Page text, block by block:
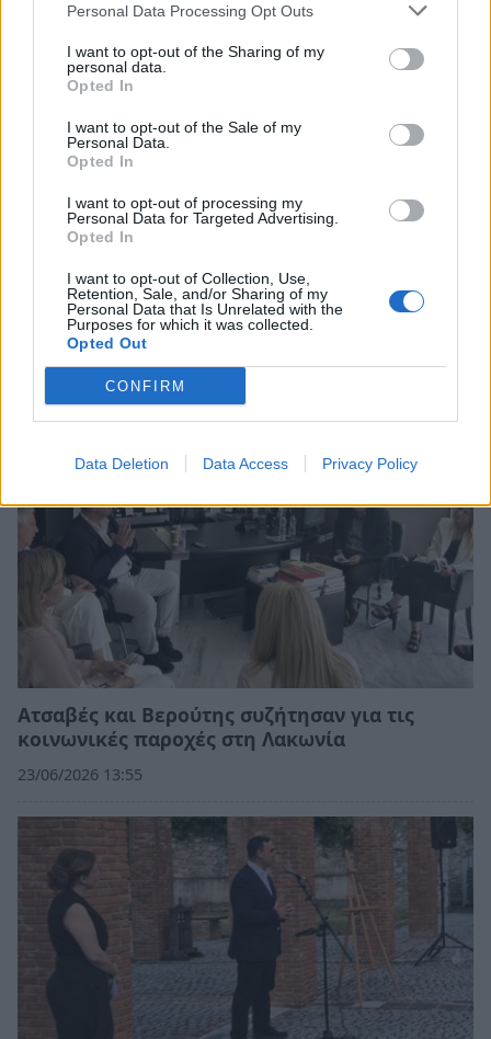
Personal Data Processing Opt Outs
I want to opt-out of the Sharing of my
personal data.
Opted In
I want to opt-out of the Sale of my
Personal Data.
Opted In
I want to opt-out of processing my
Personal Data for Targeted Advertising.
Opted In
I want to opt-out of Collection, Use,
Retention, Sale, and/or Sharing of my
Personal Data that Is Unrelated with the
Purposes for which it was collected.
Opted Out
CONFIRM
Data Deletion Data Access Privacy Policy
Συνάντηση Βερούτη με το νέο Διοικητικό
Συμβούλιο του Ελληνικού Ερυθρού Σταυρού
Σπάρτης
08/07/2026 19:14
Ατσαβές και Βερούτης συζήτησαν για τις
κοινωνικές παροχές στη Λακωνία
23/06/2026 13:55